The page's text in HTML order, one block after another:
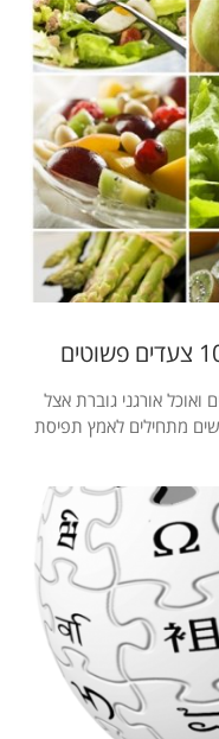
ואוכל אורגני גוברת אצל
מתחילים לאמץ תפיסת